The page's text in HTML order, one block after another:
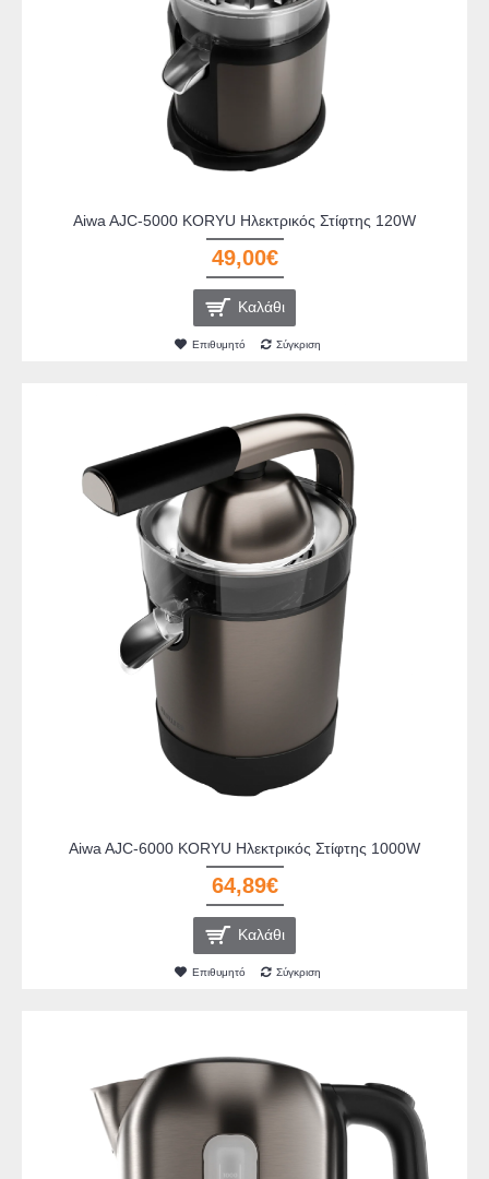
Aiwa AJC-5000 KORYU Ηλεκτρικός Στίφτης 120W
49,00€
Καλάθι
Επιθυμητό Σύγκριση
Aiwa AJC-6000 KORYU Ηλεκτρικός Στίφτης 1000W
64,89€
Καλάθι
Επιθυμητό Σύγκριση